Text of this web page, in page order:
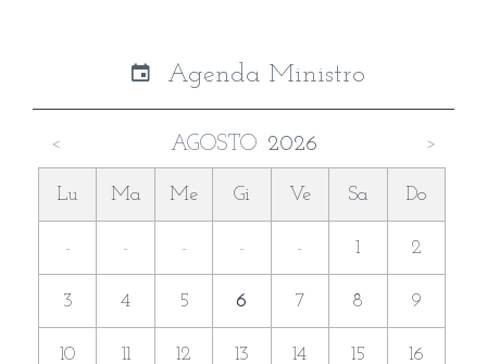
Agenda Ministro
< AGOSTO 2026 >
Lu Ma Me Gi Ve Sa Do
- - - - - 1 2
3 4 5 6 7 8 9
10 11 12 13 14 15 16